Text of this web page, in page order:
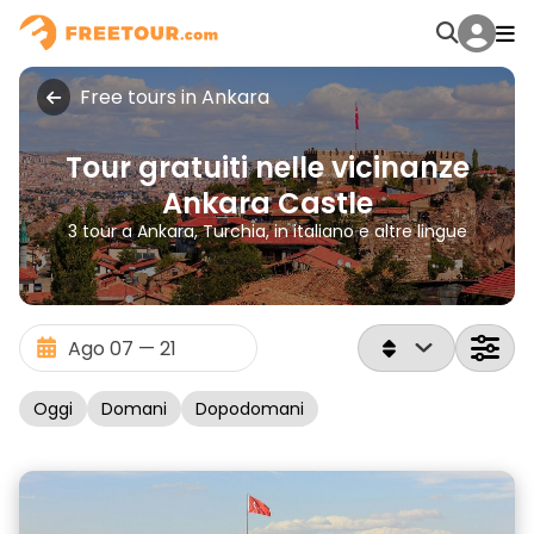
Free tours in Ankara
Tour gratuiti nelle vicinanze
Ankara Castle
3 tour a Ankara, Turchia, in italiano e altre lingue
Oggi Domani Dopodomani